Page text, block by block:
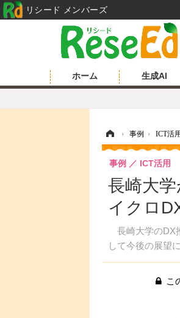
ホーム 生成AI
› 事例 › ICT活
長崎大
イクロ
長崎大学のDX
して今後の展望
事例 ICT活用
こ
リシード メンバーズ